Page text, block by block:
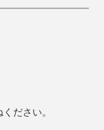
ださい。